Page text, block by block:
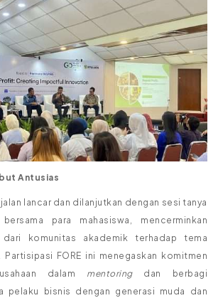
Antusias
lancar dan dilanjutkan dengan sesi tanya
para mahasiswa, mencerminkan
komunitas akademik terhadap tema
Partisipasi FORE ini menegaskan komitmen
dalam mentoring dan berbagi
pelaku bisnis dengan generasi muda dan